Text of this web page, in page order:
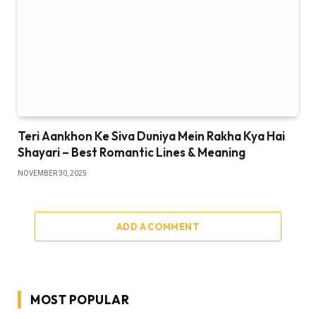
Teri Aankhon Ke Siva Duniya Mein Rakha Kya Hai
Shayari – Best Romantic Lines & Meaning
NOVEMBER 30, 2025
ADD A COMMENT
MOST POPULAR